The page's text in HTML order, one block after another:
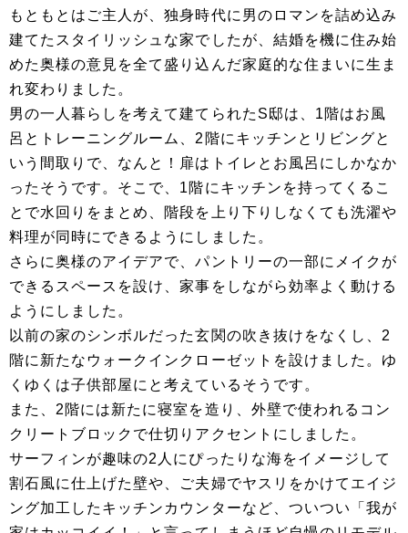
もともとはご主人が、独身時代に男のロマンを詰め込み
建てたスタイリッシュな家でしたが、結婚を機に住み始
めた奥様の意見を全て盛り込んだ家庭的な住まいに生ま
れ変わりました。
男の一人暮らしを考えて建てられたS邸は、1階はお風
呂とトレーニングルーム、2階にキッチンとリビングと
いう間取りで、なんと！扉はトイレとお風呂にしかなか
ったそうです。そこで、1階にキッチンを持ってくるこ
とで水回りをまとめ、階段を上り下りしなくても洗濯や
料理が同時にできるようにしました。
さらに奥様のアイデアで、パントリーの一部にメイクが
できるスペースを設け、家事をしながら効率よく動ける
ようにしました。
以前の家のシンボルだった玄関の吹き抜けをなくし、2
階に新たなウォークインクローゼットを設けました。ゆ
くゆくは子供部屋にと考えているそうです。
また、2階には新たに寝室を造り、外壁で使われるコン
クリートブロックで仕切りアクセントにしました。
サーフィンが趣味の2人にぴったりな海をイメージして
割石風に仕上げた壁や、ご夫婦でヤスリをかけてエイジ
ング加工したキッチンカウンターなど、ついつい「我が